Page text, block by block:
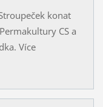
konat
CS a
Více